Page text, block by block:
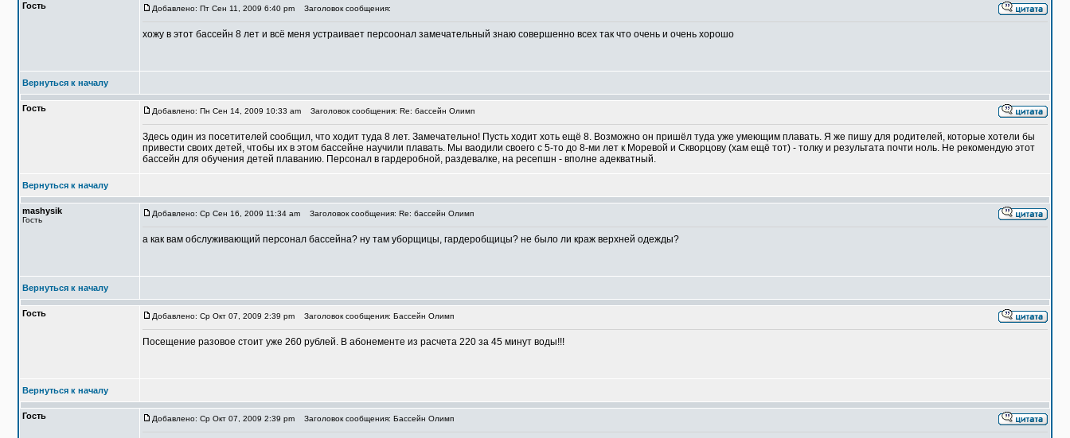
Гость Добавлено: Пт Сен 11, 2009 6:40 pm Заголовок сообщения:
хожу в этот бассейн 8 лет и всё меня устраивает персоонал замечательный знаю совершенно всех так что очень и очень хорошо
Вернуться к началу
Гость Добавлено: Пн Сен 14, 2009 10:33 am Заголовок сообщения: Re: бассейн Олимп
Здесь один из посетителей сообщил, что ходит туда 8 лет. Замечательно! Пусть ходит хоть ещё 8. Возможно он пришёл туда уже умеющим плавать. Я же пишу для родителей, которые хотели бы
привести своих детей, чтобы их в этом бассейне научили плавать. Мы ваодили своего с 5-то до 8-ми лет к Моревой и Скворцову (хам ещё тот) - толку и результата почти ноль. Не рекомендую этот
бассейн для обучения детей плаванию. Персонал в гардеробной, раздевалке, на ресепшн - вполне адекватный.
Вернуться к началу
mashysik
Гость
Добавлено: Ср Сен 16, 2009 11:34 am Заголовок сообщения: Re: бассейн Олимп
а как вам обслуживающий персонал бассейна? ну там уборщицы, гардеробщицы? не было ли краж верхней одежды?
Вернуться к началу
Гость Добавлено: Ср Окт 07, 2009 2:39 pm Заголовок сообщения: Бассейн Олимп
Посещение разовое стоит уже 260 рублей. В абонементе из расчета 220 за 45 минут воды!!!
Вернуться к началу
Гость Добавлено: Ср Окт 07, 2009 2:39 pm Заголовок сообщения: Бассейн Олимп